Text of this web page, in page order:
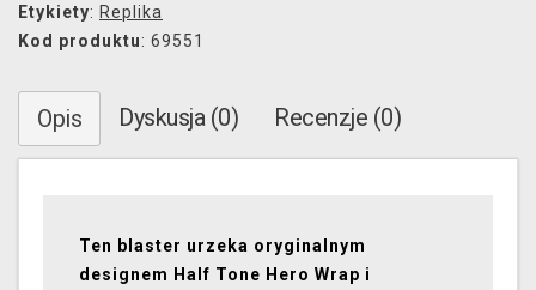
Etykiety: Replika
Kod produktu: 69551
Opis Dyskusja (0) Recenzje (0)
Ten blaster urzeka oryginalnym
designem Half Tone Hero Wrap i